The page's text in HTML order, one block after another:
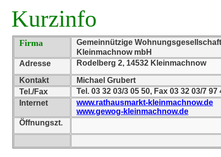
Kurzinfo
Firma
Gemeinnützige Wohnungsgesellschaft
Kleinmachnow mbH
Adresse
Rodelberg 2, 14532 Kleinmachnow
Kontakt
Michael Grubert
Tel./Fax
Tel. 03 32 03/3 05 50, Fax 03 32 03/7
Internet
www.rathausmarkt-kleinmachnow.de
www.gewog-kleinmachnow.de
Öffnungszt.